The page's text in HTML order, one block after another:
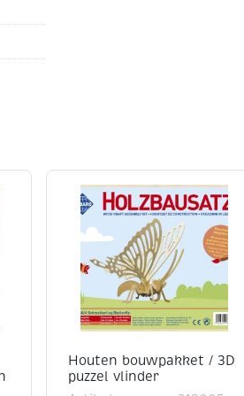
Houten bouwpakket / 3D
puzzel vlinder